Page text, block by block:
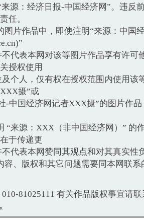
源：经济日报-中国经济网”。违反
任。
图片作品中，即使注明“来源：中国
代表本网对该等图片作品享有许可
授权使用
个人，仅有权在授权范围内使用该
摄”或
中国经济网记者XXX摄”的图片作品
“来源：XXX（非中国经济网）” 的
于传递更
代表本网赞同其观点和对其真实性
容、版权和其它问题需要同本网联系
81025111 有关作品版权事宜请联